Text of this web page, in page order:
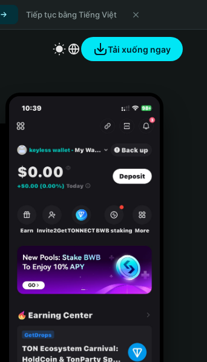
Tiếp tục bằng Tiếng Việt
Tải xuống ngay